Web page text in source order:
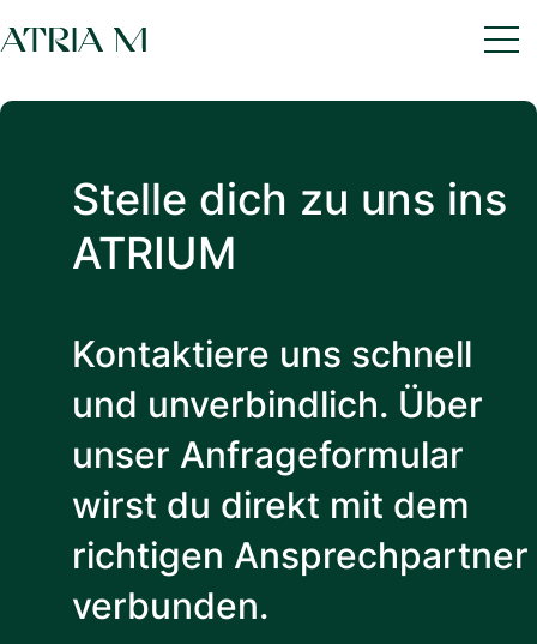
Stelle dich zu uns ins
ATRIUM
Kontaktiere uns schnell
und unverbindlich. Über
unser Anfrageformular
wirst du direkt mit dem
richtigen Ansprechpartner
verbunden.